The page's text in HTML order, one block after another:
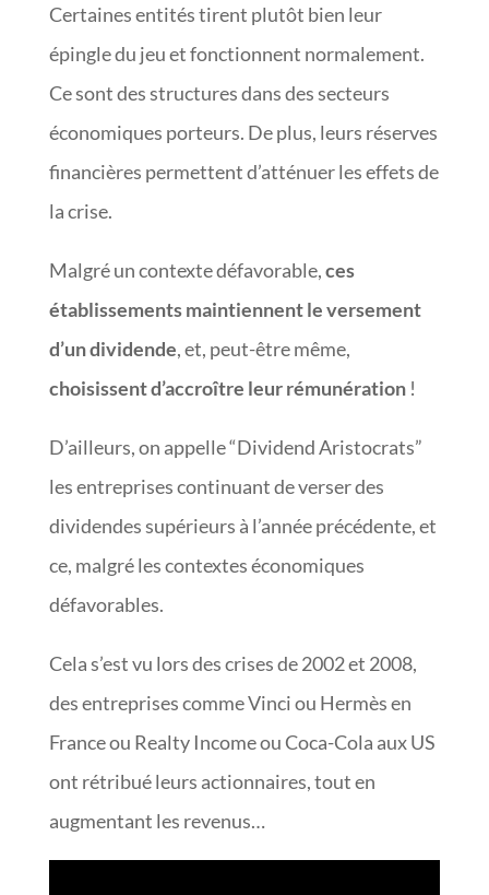
Certaines entités tirent plutôt bien leur
épingle du jeu et fonctionnent normalement.
Ce sont des structures dans des secteurs
économiques porteurs. De plus, leurs réserves
financières permettent d’atténuer les effets de
la crise.
Malgré un contexte défavorable,ces
établissements maintiennent le versement
d’un dividende, et, peut-être même,
choisissent d’accroître leur rémunération!
D’ailleurs, on appelle “Dividend Aristocrats”
les entreprises continuant de verser des
dividendes supérieurs à l’année précédente, et
ce, malgré les contextes économiques
défavorables.
Cela s’est vu lors des crises de 2002 et 2008,
des entreprises comme Vinci ou Hermès en
France ou Realty Income ou Coca-Cola aux US
ont rétribué leurs actionnaires, tout en
augmentant les revenus…